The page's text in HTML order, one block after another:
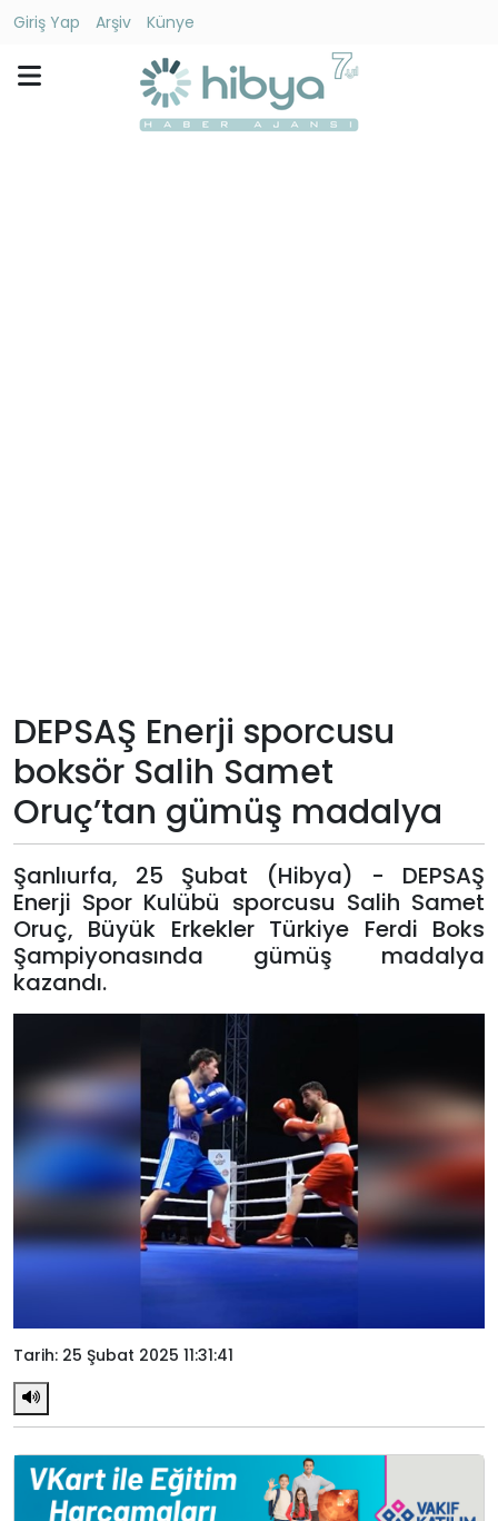
Giriş Yap Arşiv
Künye
Künye
Giriş
Yap
DEPSAŞ Enerji sporcusu
boksör Salih Samet
Oruç’tan gümüş madalya
Şanlıurfa, 25 Şubat (Hibya) - DEPSAŞ
Enerji Spor Kulübü sporcusu Salih Samet
Oruç, Büyük Erkekler Türkiye Ferdi Boks
Şampiyonasında gümüş madalya
kazandı.
Tarih: 25 Şubat 2025 11:31:41